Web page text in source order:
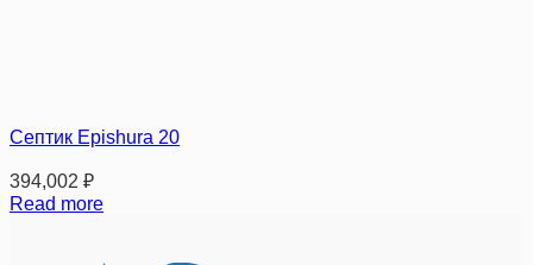
Септик Epishura 20
394,002 ₽
Read more